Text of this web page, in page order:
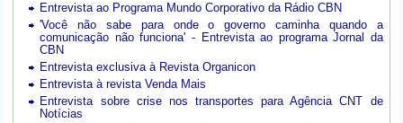
Entrevista ao Programa Mundo Corporativo da Rádio CBN
'Você não sabe para onde o governo caminha quando a
comunicação não funciona' - Entrevista ao programa Jornal da
CBN
Entrevista exclusiva à Revista Organicon
Entrevista à revista Venda Mais
Entrevista sobre crise nos transportes para Agência CNT de
Notícias